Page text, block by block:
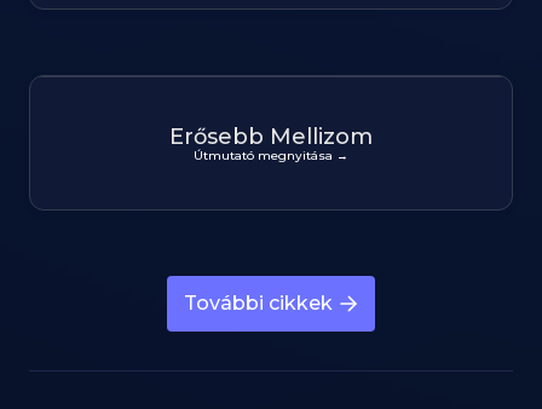
Erősebb Mellizom
Útmutató megnyitása →
További cikkek